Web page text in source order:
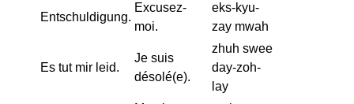
Entschuldigung.
Excusez-
moi.
eks-kyu-
zay mwah
Es tut mir leid.
Je suis
désolé(e).
zhuh swee
day-zoh-
lay